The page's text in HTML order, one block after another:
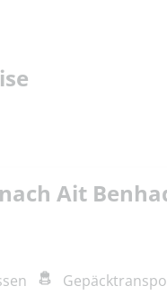
Ait